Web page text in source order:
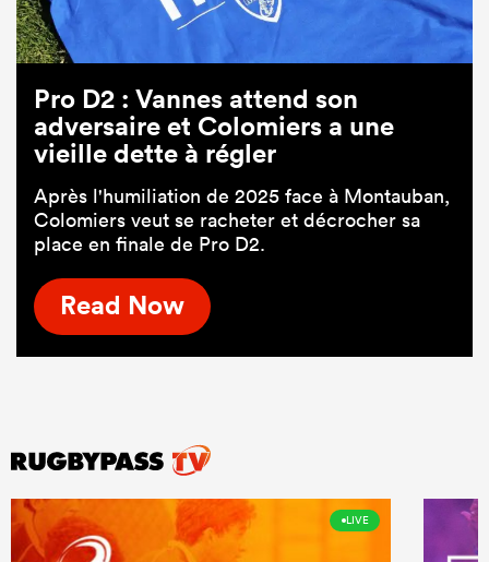
Pro D2 : Vannes attend son
adversaire et Colomiers a une
vieille dette à régler
Après l'humiliation de 2025 face à Montauban,
Colomiers veut se racheter et décrocher sa
place en finale de Pro D2.
Read Now
LIVE